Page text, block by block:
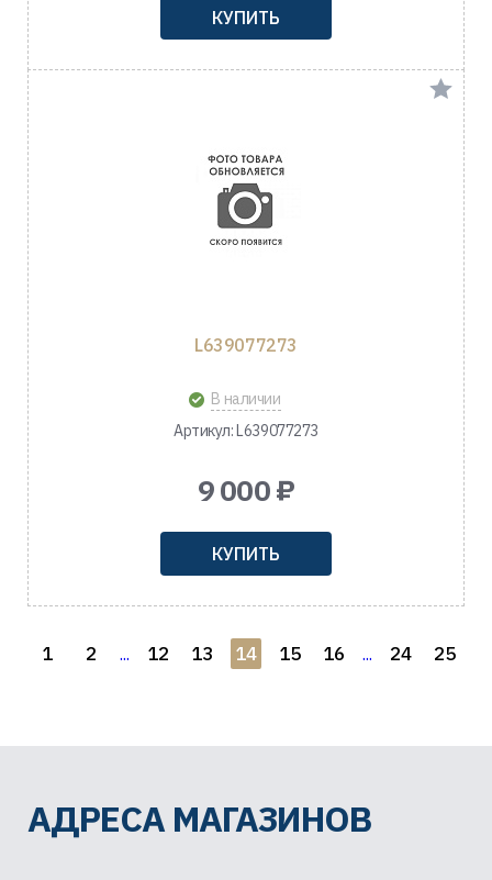
КУПИТЬ
L639077273
В наличии
Артикул: L639077273
9 000 ₽
КУПИТЬ
1 2 ... 12 13 14 15 16 ... 24 25
АДРЕСА МАГАЗИНОВ